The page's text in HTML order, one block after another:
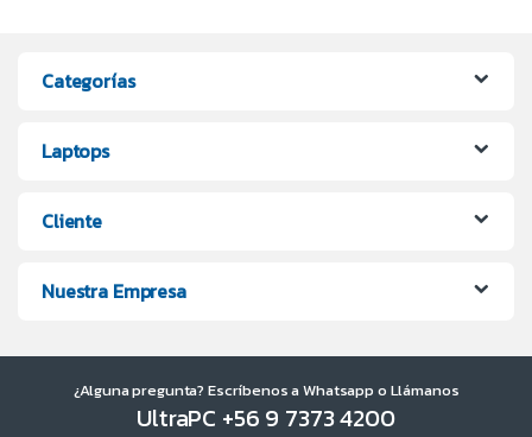
Categorías
Laptops
Cliente
Nuestra Empresa
¿Alguna pregunta? Escríbenos a Whatsapp o Llámanos
UltraPC +56 9 7373 4200